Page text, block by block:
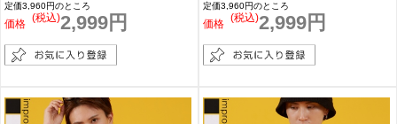
定価3,960円のところ
価格 2,999円
(税込)
定価3,960円のところ
価格 2,999円
(税込)